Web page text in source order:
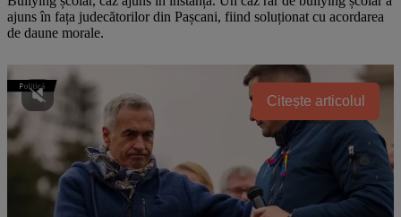
ajuns în fața judecătorilor din Pașcani, fiind soluționat cu acordarea
de daune morale.
Citește articolul